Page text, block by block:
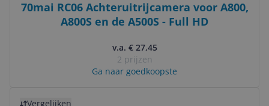
70mai RC06 Achteruitrijcamera voor A800,
A800S en de A500S - Full HD
v.a. € 27,45
2 prijzen
Ga naar goedkoopste
Vergelijken